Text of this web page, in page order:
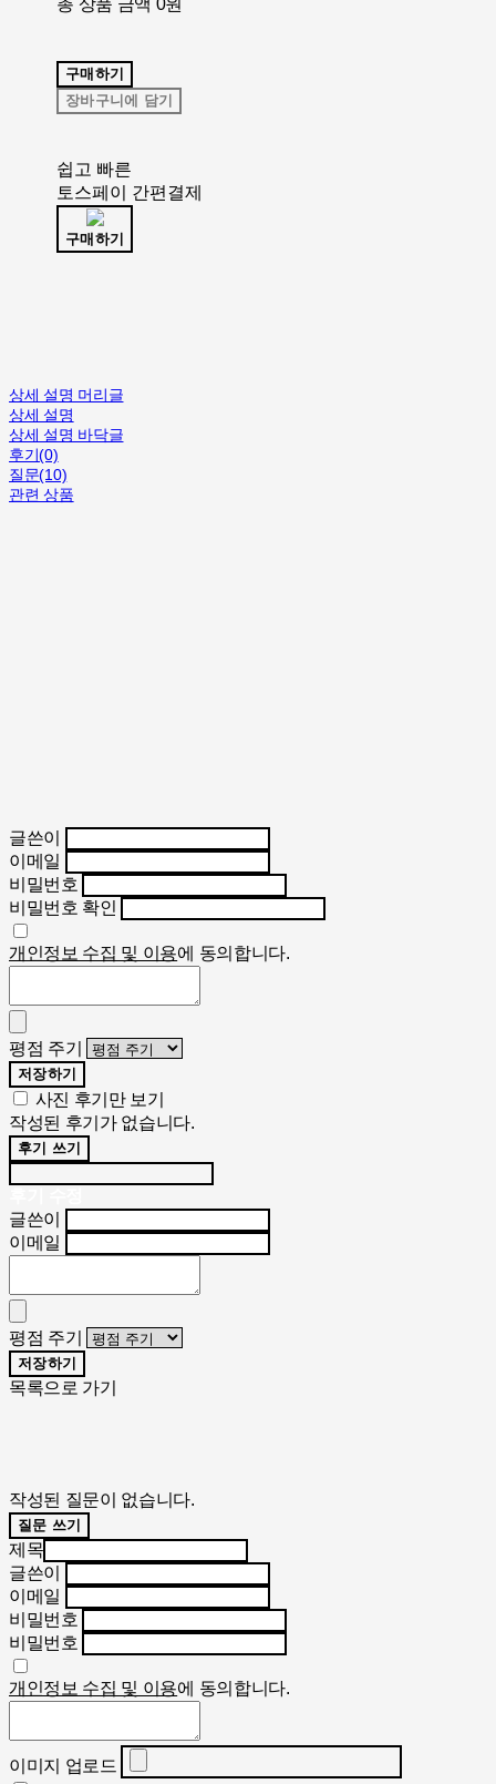
총 상품 금액 0원
구매하기
장바구니에 담기
쉽고 빠른
토스페이 간편결제
구매하기
상세 설명 머리글
상세 설명
상세 설명 바닥글
후기(0)
질문(10)
관련 상품
글쓴이
이메일
비밀번호
비밀번호 확인
개인정보 수집 및 이용에 동의합니다.
평점 주기
저장하기
사진 후기만 보기
작성된 후기가 없습니다.
후기 쓰기
글쓴이
이메일
평점 주기
저장하기
목록으로 가기
작성된 질문이 없습니다.
질문 쓰기
제목
글쓴이
이메일
비밀번호
비밀번호
개인정보 수집 및 이용에 동의합니다.
이미지 업로드